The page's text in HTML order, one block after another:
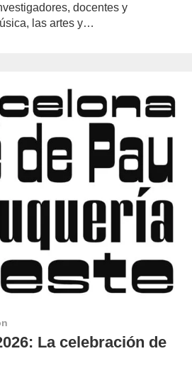
docentes y
las artes y…
La celebración de